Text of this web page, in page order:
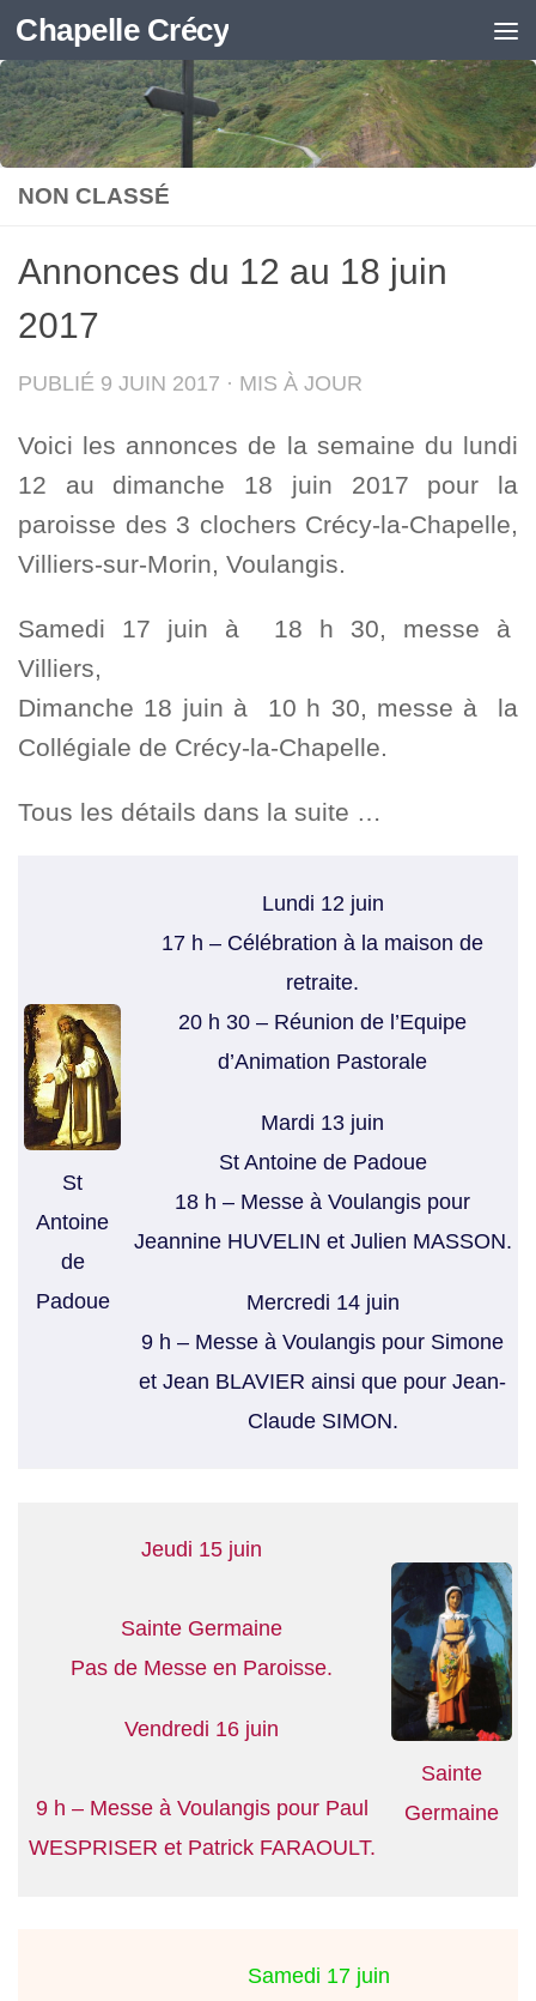
Skip to content
Chapelle Crécy
NON CLASSÉ
Annonces du 12 au 18 juin
2017
PUBLIÉ 9 JUIN 2017 · MIS À JOUR
Voici les annonces de la semaine du lundi
12 au dimanche 18 juin 2017 pour la
paroisse des 3 clochers Crécy-la-Chapelle,
Villiers-sur-Morin, Voulangis.
Samedi 17 juin à 18 h 30, messe à
Villiers,
Dimanche 18 juin à 10 h 30, messe à la
Collégiale de Crécy-la-Chapelle.
Tous les détails dans la suite …
St
Antoine
de
Padoue
Lundi 12 juin
17 h – Célébration à la maison de
retraite.
20 h 30 – Réunion de l’Equipe
d’Animation Pastorale
Mardi 13 juin
St Antoine de Padoue
18 h – Messe à Voulangis pour
Jeannine HUVELIN et Julien MASSON.
Mercredi 14 juin
9 h – Messe à Voulangis pour Simone
et Jean BLAVIER ainsi que pour Jean-
Claude SIMON.
Jeudi 15 juin
Sainte Germaine
Pas de Messe en Paroisse.
Vendredi 16 juin
9 h – Messe à Voulangis pour Paul
WESPRISER et Patrick FARAOULT.
Sainte
Germaine
Samedi 17 juin